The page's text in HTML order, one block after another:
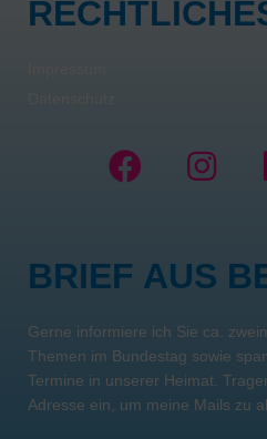
F
a
b
o
k
I
n
a
r
a
m
BRIEF AUS
Gerne informiere ich Sie ca.
Themen im Bundestag sowie
Termine in unserer Heimat.
Adresse ein, um meine Mails zu